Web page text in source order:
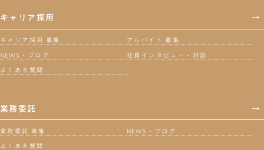
キャリア採用 →
キャリア採用 募集 アルバイト 募集
NEWS・ブログ 社員インタビュー・対談
よくある質問
業務委託 →
業務委託 募集 NEWS・ブログ
よくある質問